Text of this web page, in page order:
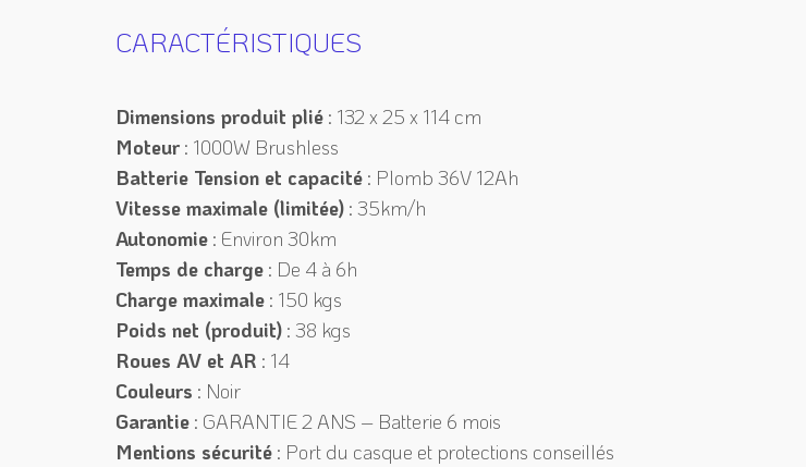
CARACTÉRISTIQUES
Dimensions produit plié: 132 x 25 x 114 cm
Moteur: 1000W Brushless
Batterie Tension et capacité: Plomb 36V 12Ah
Vitesse maximale (limitée): 35km/h
Autonomie: Environ 30km
Temps de charge: De 4 à 6h
Charge maximale: 150 kgs
Poids net (produit): 38 kgs
Roues AV et AR : 14
Couleurs : Noir
Garantie: GARANTIE 2 ANS – Batterie 6 mois
Mentions sécurité: Port du casque et protections conseillés